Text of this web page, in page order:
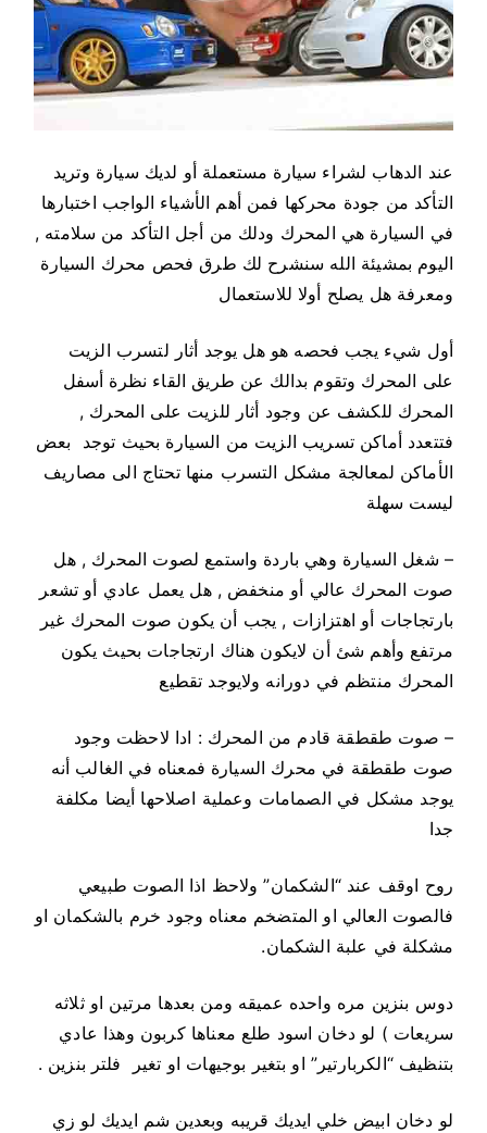
عند الدهاب لشراء سيارة مستعملة أو لديك سيارة وتريد
التأكد من جودة محركها فمن أهم الأشياء الواجب اختبارها
في السيارة هي المحرك ودلك من أجل التأكد من سلامته ,
اليوم بمشيئة الله سنشرح لك طرق فحص محرك السيارة
ومعرفة هل يصلح أولا للاستعمال
أول شيء يجب فحصه هو هل يوجد أثار لتسرب الزيت
على المحرك وتقوم بدالك عن طريق القاء نظرة أسفل
المحرك للكشف عن وجود أثار للزيت على المحرك ,
فتتعدد أماكن تسريب الزيت من السيارة بحيث توجد بعض
الأماكن لمعالجة مشكل التسرب منها تحتاج الى مصاريف
ليست سهلة
– شغل السيارة وهي باردة واستمع لصوت المحرك , هل
صوت المحرك عالي أو منخفض , هل يعمل عادي أو تشعر
بارتجاجات أو اهتزازات , يجب أن يكون صوت المحرك غير
مرتفع وأهم شئ أن لايكون هناك ارتجاجات بحيث يكون
المحرك منتظم في دورانه ولايوجد تقطيع
– صوت طقطقة قادم من المحرك : ادا لاحظت وجود
صوت طقطقة في محرك السيارة فمعناه في الغالب أنه
يوجد مشكل في الصمامات وعملية اصلاحها أيضا مكلفة
جدا
روح اوقف عند “الشكمان” ولاحظ اذا الصوت طبيعي
فالصوت العالي او المتضخم معناه وجود خرم بالشكمان او
مشكلة في علبة الشكمان.
دوس بنزين مره واحده عميقه ومن بعدها مرتين او ثلاثه
سريعات ) لو دخان اسود طلع معناها كربون وهذا عادي
بتنظيف “الكربارتير” او بتغير بوجيهات او تغير فلتر بنزين .
لو دخان ابيض خلي ايديك قريبه وبعدين شم ايديك لو زي